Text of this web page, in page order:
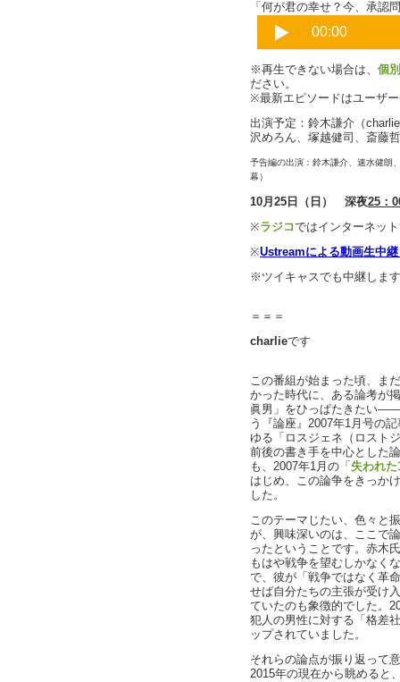
「何が君の幸せ？今、承認
※再生できない場合は、 個
ださい。
※最新エピソードはユーザ
出演予定：鈴木謙介（
沢めろん、塚越健司、斎藤
予告編の出演：鈴木謙介、速水健朗
幕）
10月25日（日） 深夜25：
※ラジコではインターネッ
※Ustreamによる動画生中
※ツイキャスでも中継しま
＝＝＝
charlieです
この番組が始まった頃、ま
かった時代に、ある論考が
眞男」をひっぱたきたい
う『論座』2007年1月号の
ゆる「ロスジェネ（ロスト
前後の書き手を中心とした
も、2007年1月の「 失われ
はじめ、この論争をきっか
した。
このテーマじたい、色々と
が、興味深いのは、ここで
ったということです。赤木
もはや戦争を望むしかなく
で、彼が「戦争ではなく革
せば自分たちの主張が受け
ていたのも象徴的でした。
犯人の男性に対する「格差
ップされていました。
それらの論点が振り返って
2015年の現在から眺めると